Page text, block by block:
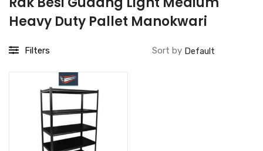
Heavy Duty Pallet Manokwari
Filters Sort by